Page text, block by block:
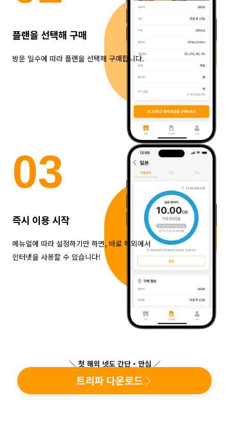
플랜을 선택해 구매
방문 일수에 따라 플랜을 선택해 구매합니다.
03
즉시 이용 시작
메뉴얼에 따라 설정하기만 하면, 바로 해외에서
인터넷을 사용할 수 있습니다!
＼ 첫 해외 넷도 간단・안심 ／
트리파 다운로드